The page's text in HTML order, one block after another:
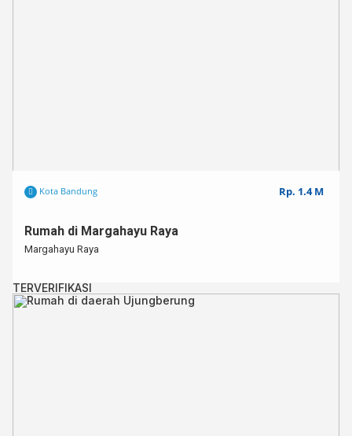
Kota Bandung Rp. 1.4 M
Rumah di Margahayu Raya
Margahayu Raya
TERVERIFIKASI